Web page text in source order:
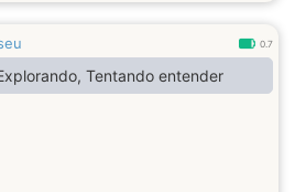
0.7
Tentando entender